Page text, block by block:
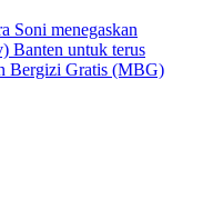
Soni menegaskan
Banten untuk terus
Bergizi Gratis (MBG)